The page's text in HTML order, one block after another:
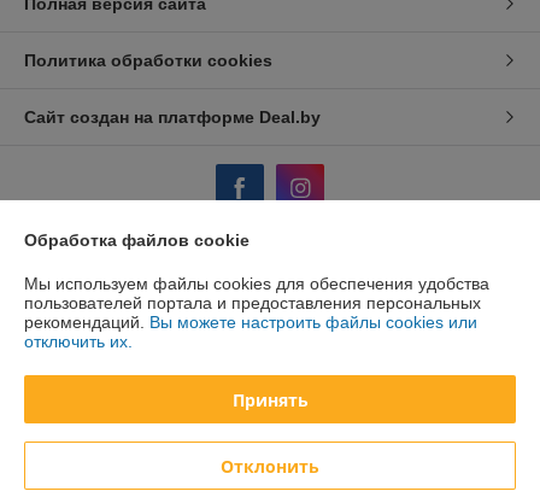
Политика обработки cookies
Сайт создан на платформе Deal.by
Информация для покупателя
Юридическое лицо:ООО "АйронТрейдПлюс"
220075 Республика Беларусь, г. Минск, ул.Селицкого 17 каб 207
Регистрационный номер ЕГР: 191691049
Регистрационный орган: Мингорисполком
Дата регистрации компании: 15.11.2011
Обработка файлов cookie
Мы используем файлы cookies для обеспечения удобства
пользователей портала и предоставления персональных
рекомендаций. Вы можете настроить файлы cookies или
отключить их.
Принять
Отклонить